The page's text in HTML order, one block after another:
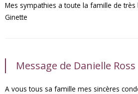
Mes sympathies a toute la famille de
Ginette
Message de Danielle Ross
A vous tous sa famille mes sincères